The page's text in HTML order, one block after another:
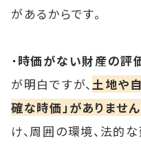
があるからです。
・時価がない財産の評
が明白ですが、土地や
確な時価」がありません
け、周囲の環境、法的